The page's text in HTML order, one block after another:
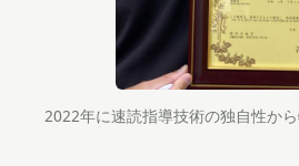
2022年に速読指導技術の独自性か